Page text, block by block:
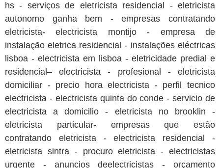
hs - serviços de eletricista residencial - eletricista
autonomo ganha bem - empresas contratando
eletricista- electricista montijo - empresa de
instalação eletrica residencial - instalações eléctricas
lisboa - electricista em lisboa - eletricidade predial e
residencial– electricista - profesional - eletricista
domiciliar - precio hora electricista - perfil tecnico
electricista - electricista quinta do conde - servicio de
electricista a domicilio - eletricista no brooklin -
eletricista particular- empresas que estão
contratando eletricista - electricista residencial -
eletricista sintra - procuro eletricista - electricistas
urgente - anuncios deelectricistas - orçamento